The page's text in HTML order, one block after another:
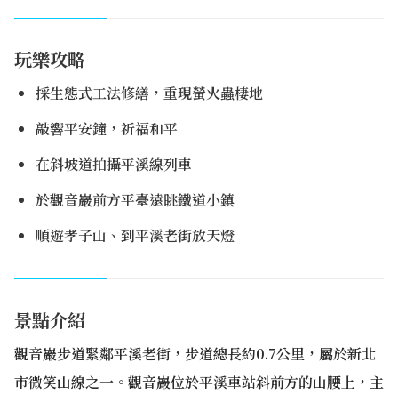
玩樂攻略
採生態式工法修繕，重現螢火蟲棲地
敲響平安鐘，祈福和平
在斜坡道拍攝平溪線列車
於觀音巖前方平臺遠眺鐵道小鎮
順遊孝子山、到平溪老街放天燈
景點介紹
觀音巖步道緊鄰平溪老街，步道總長約0.7公里，屬於新北
市微笑山線之一。觀音巖位於平溪車站斜前方的山腰上，主